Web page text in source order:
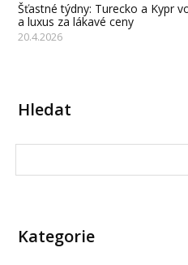
Šťastné týdny: Turecko a Kypr
a luxus za lákavé ceny
20.4.2026
Hledat
Kategorie